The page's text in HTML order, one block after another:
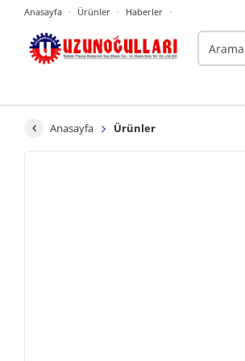
Anasayfa Ürünler Haberler
Anasayfa Ürünler